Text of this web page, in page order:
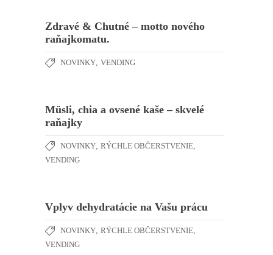
Zdravé & Chutné – motto nového
raňajkomatu.
NOVINKY VENDING
Müsli, chia a ovsené kaše – skvelé
raňajky
NOVINKY RÝCHLE OBČERSTVENIE
VENDING
Vplyv dehydratácie na Vašu prácu
NOVINKY RÝCHLE OBČERSTVENIE
VENDING